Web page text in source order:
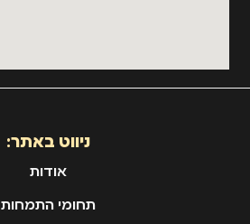
ניווט באתר:
אודות
תחומי התמחות